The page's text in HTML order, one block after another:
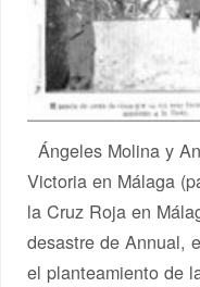
Ángeles Molina y
Victoria en Málaga
la Cruz Roja en
desastre de Annual,
el planteamiento de